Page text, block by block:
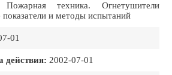
Пожарная техника. Огнетушители
и методы испытаний
01
действия: 2002-07-01